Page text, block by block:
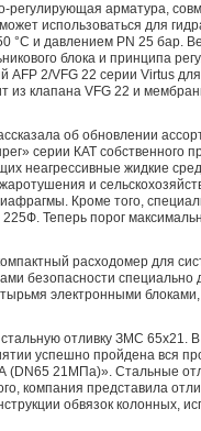
арматура,
использоваться для
°С и давлением PN 25 бар.
блока и принципа
2/VFG 22 серии Virtus
из клапана VFG 22 и
об обновлении
серии КАТ собственного
неагрессивные жидкие
и
Кроме того,
Теперь порог
расходомер для
безопасности
электронными
отливку ЗМС 65х21.
успешно пройдена вся
(DN65 21MПа)». Стальные
компания представила
обвязок колонных,